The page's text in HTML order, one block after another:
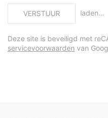
VERSTUUR laden…
Deze site is beveiligd met
servicevoorwaarden van